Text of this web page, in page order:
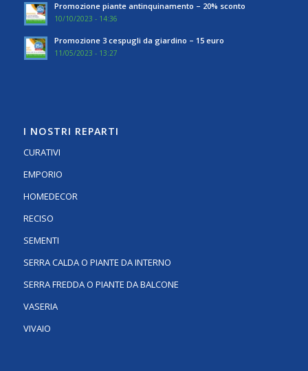
Promozione piante antinquinamento – 20% sconto
10/10/2023 - 14:36
Promozione 3 cespugli da giardino – 15 euro
11/05/2023 - 13:27
I NOSTRI REPARTI
CURATIVI
EMPORIO
HOMEDECOR
RECISO
SEMENTI
SERRA CALDA O PIANTE DA INTERNO
SERRA FREDDA O PIANTE DA BALCONE
VASERIA
VIVAIO